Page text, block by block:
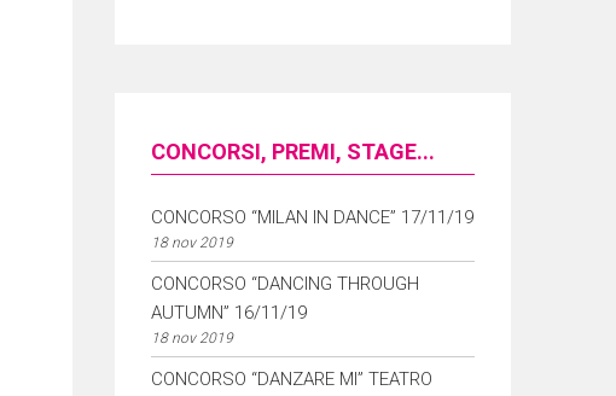
CONCORSI, PREMI, STAGE...
CONCORSO “MILAN IN DANCE” 17/11/19
18 nov 2019
CONCORSO “DANCING THROUGH
AUTUMN” 16/11/19
18 nov 2019
CONCORSO “DANZARE MI” TEATRO